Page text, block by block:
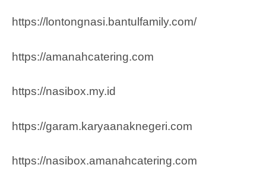
https://lontongnasi.bantulfamily.com/
https://amanahcatering.com
https://nasibox.my.id
https://garam.karyaanaknegeri.com
https://nasibox.amanahcatering.com